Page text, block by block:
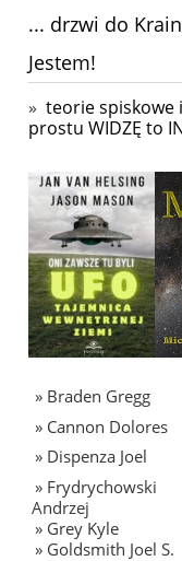
... drzwi do
Jestem!
» teorie spiskowe
prostu WIDZĘ to
» Braden Gregg
» Cannon Dolores
» Dispenza Joel
» Frydrychowski
Andrzej
» Grey Kyle
» Goldsmith Joel S.